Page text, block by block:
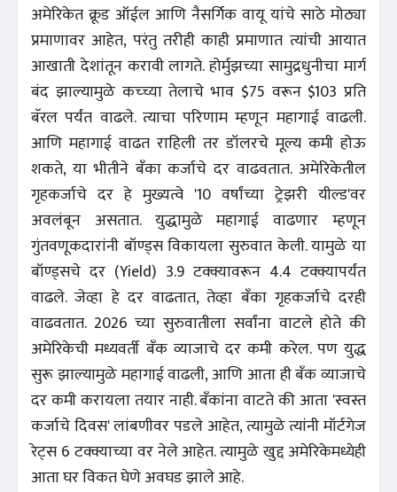
अमेरिकेत क्रूड ऑईल आणि नैसर्गिक वायू यांचे साठे मोठ्या
प्रमाणावर आहेत, परंतु तरीही काही प्रमाणात त्यांची आयात
आखाती देशांतून करावी लागते. होर्मुझच्या सामुद्रधुनीचा मार्ग
बंद झाल्यामुळे कच्च्या तेलाचे भाव $75 वरून $103 प्रति
बॅरल पर्यंत वाढले. त्याचा परिणाम म्हणून महागाई वाढली.
आणि महागाई वाढत राहिली तर डॉलरचे मूल्य कमी होऊ
शकते, या भीतीने बँका कर्जाचे दर वाढवतात. अमेरिकेतील
गृहकर्जाचे दर हे मुख्यत्वे '10 वर्षांच्या ट्रेझरी यील्ड'वर
अवलंबून असतात. युद्धामुळे महागाई वाढणार म्हणून
गुंतवणूकदारांनी बॉण्ड्स विकायला सुरुवात केली. यामुळे या
बॉण्ड्सचे दर (Yield) 3.9 टक्क्यावरून 4.4 टक्क्यापर्यंत
वाढले. जेव्हा हे दर वाढतात, तेव्हा बँका गृहकर्जाचे दरही
वाढवतात. 2026 च्या सुरुवातीला सर्वांना वाटले होते की
अमेरिकेची मध्यवर्ती बँक व्याजाचे दर कमी करेल. पण युद्ध
सुरू झाल्यामुळे महागाई वाढली, आणि आता ही बँक व्याजाचे
दर कमी करायला तयार नाही. बँकांना वाटते की आता 'स्वस्त
कर्जाचे दिवस' लांबणीवर पडले आहेत, त्यामुळे त्यांनी मॉर्टगेज
रेट्स 6 टक्क्याच्या वर नेले आहेत. त्यामुळे खुद्द अमेरिकेमध्येही
आता घर विकत घेणे अवघड झाले आहे.